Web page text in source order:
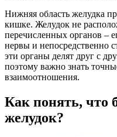
Нижняя область желудка
кишке. Желудок не
перечисленных органов –
нервы и непосредственно
эти органы делят друг с
поэтому важно знать
взаимоотношения.
Как понять, что
желудок?